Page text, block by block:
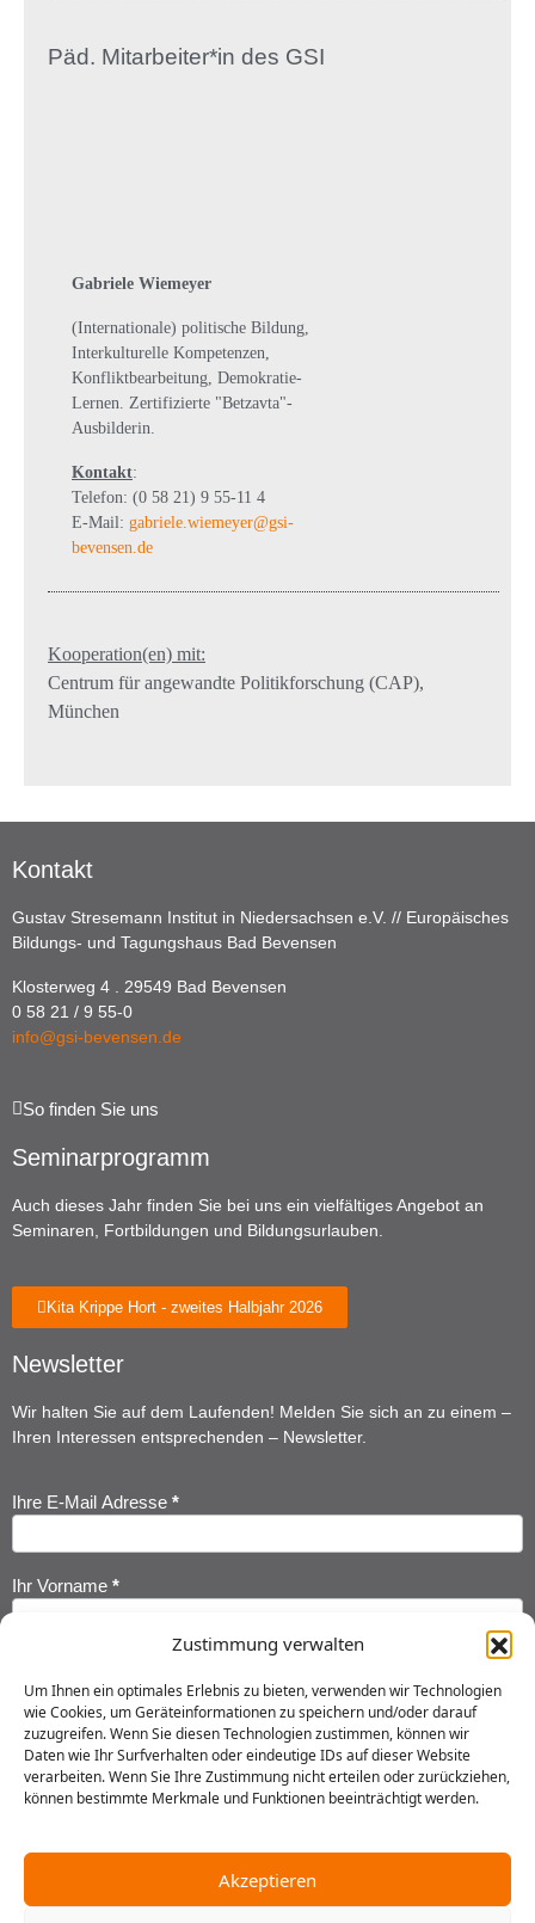
Zustimmung verwalten
Um Ihnen ein optimales Erlebnis zu bieten, verwenden wir Technologien
wie Cookies, um Geräteinformationen zu speichern und/oder darauf
zuzugreifen. Wenn Sie diesen Technologien zustimmen, können wir
Daten wie Ihr Surfverhalten oder eindeutige IDs auf dieser Website
verarbeiten. Wenn Sie Ihre Zustimmung nicht erteilen oder zurückziehen,
können bestimmte Merkmale und Funktionen beeinträchtigt werden.
Akzeptieren
Päd. Mitarbeiter*in des GSI
Gabriele Wiemeyer
(Internationale) politische Bildung,
Interkulturelle Kompetenzen,
Konfliktbearbeitung, Demokratie-
Lernen. Zertifizierte "Betzavta"-
Ausbilderin.
Kontakt:
Telefon: (0 58 21) 9 55-11 4
E-Mail: gabriele.wiemeyer@gsi-
bevensen.de
Kooperation(en) mit:
Centrum für angewandte Politikforschung (CAP),
München
Kontakt
Gustav Stresemann Institut in Niedersachsen e.V. // Europäisches
Bildungs- und Tagungshaus Bad Bevensen
Klosterweg 4 . 29549 Bad Bevensen
0 58 21 / 9 55-0
info@gsi-bevensen.de
So finden Sie uns
Seminarprogramm
Auch dieses Jahr finden Sie bei uns ein vielfältiges Angebot an
Seminaren, Fortbildungen und Bildungsurlauben.
Kita Krippe Hort - zweites Halbjahr 2026
Newsletter
Wir halten Sie auf dem Laufenden! Melden Sie sich an zu einem –
Ihren Interessen entsprechenden – Newsletter.
Newsletter
Anmeldung
Ihre E-Mail Adresse *
Ihr Vorname *
Ich habe die Datenschutzerklärunggelesen und erkläre mich
einverstanden, dass meine Daten gespeichert werden.
Senden